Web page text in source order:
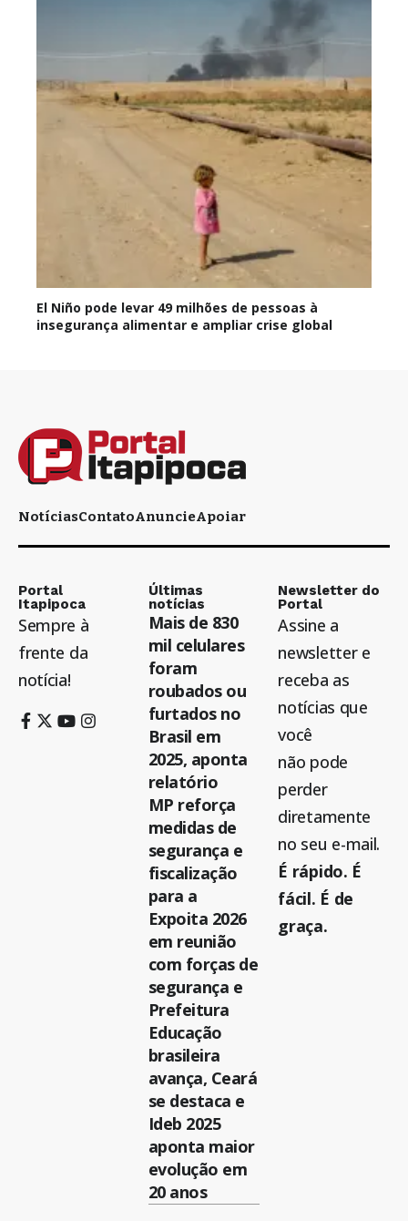
El Niño pode levar 49 milhões de pessoas à
insegurança alimentar e ampliar crise global
NotíciasContatoAnuncieApoiar
Portal
Itapipoca
Sempre à
frente da
notícia!
Últimas
notícias
Mais de 830
mil celulares
foram
roubados ou
furtados no
Brasil em
2025, aponta
relatório
MP reforça
medidas de
segurança e
fiscalização
para a
Expoita 2026
em reunião
com forças de
segurança e
Prefeitura
Educação
brasileira
avança, Ceará
se destaca e
Ideb 2025
aponta maior
evolução em
20 anos
Newsletter do
Portal
Assine a
newsletter e
receba as
notícias que
você
não pode
perder
diretamente
no seu e-mail.
É rápido. É
fácil. É de
graça.